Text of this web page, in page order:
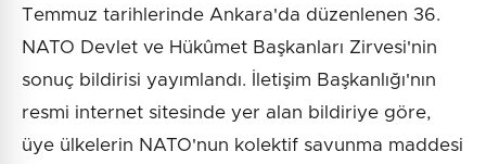
Temmuz tarihlerinde Ankara'da düzenlenen 36.⁠
⁠NATO Devlet ve Hükûmet Başkanları Zirvesi'nin
sonuç bildirisi yayımlandı. İletişim Başkanlığı'nın
resmi internet sitesinde yer alan bildiriye göre,
üye ülkelerin NATO'nun kolektif savunma maddesi